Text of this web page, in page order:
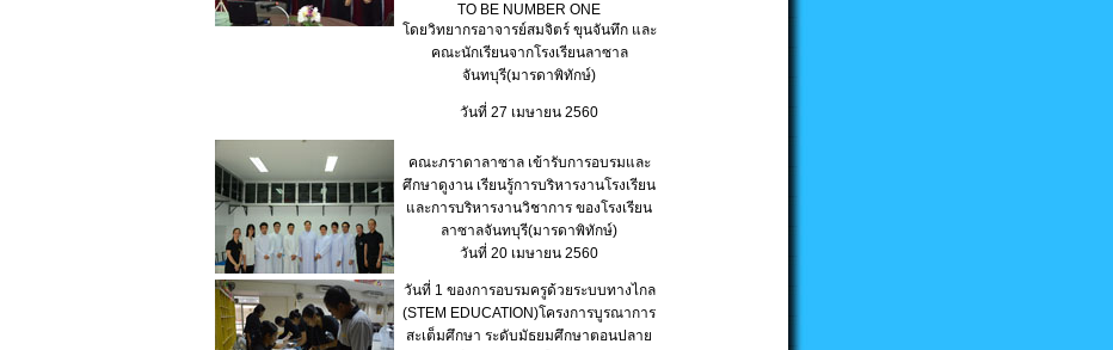
TO BE NUMBER ONE
โดยวิทยากรอาจารย์สมจิตร์ ขุนจันทึก และ
คณะนักเรียนจากโรงเรียนลาซาล
จันทบุรี(มารดาพิทักษ์)
วันที่ 27 เมษายน 2560
คณะภราดาลาซาล เข้ารับการอบรมและ
ศึกษาดูงาน เรียนรู้การบริหารงานโรงเรียน
และการบริหารงานวิชาการ ของโรงเรียน
ลาซาลจันทบุรี(มารดาพิทักษ์)
วันที่ 20 เมษายน 2560
วันที่ 1 ของการอบรมครูด้วยระบบทางไกล
(STEM EDUCATION)โครงการบูรณาการ
สะเต็มศึกษา ระดับมัธยมศึกษาตอนปลาย